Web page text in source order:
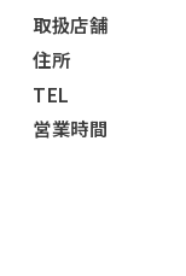
取扱店舗
住所
TEL
営業時間